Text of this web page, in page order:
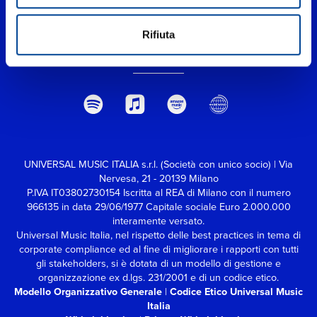
Rifiuta
UNIVERSAL MUSIC ITALIA s.r.l. (Società con unico socio) | Via
Nervesa, 21 - 20139 Milano
P.IVA IT03802730154 Iscritta al REA di Milano con il numero
966135 in data 29/06/1977 Capitale sociale Euro 2.000.000
interamente versato.
Universal Music Italia, nel rispetto delle best practices in tema di
corporate compliance ed al fine di migliorare i rapporti con tutti
gli stakeholders, si è dotata di un modello di gestione e
organizzazione ex d.lgs. 231/2001 e di un codice etico.
Modello Organizzativo Generale | Codice Etico Universal Music
Italia